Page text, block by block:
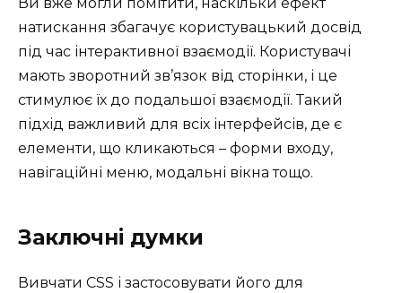
Ви вже могли помітити, наскільки ефект
натискання збагачує користувацький досвід
під час інтерактивної взаємодії. Користувачі
мають зворотний зв’язок від сторінки, і це
стимулює їх до подальшої взаємодії. Такий
підхід важливий для всіх інтерфейсів, де є
елементи, що кликаються – форми входу,
навігаційні меню, модальні вікна тощо.
Заключні думки
Вивчати CSS і застосовувати його для